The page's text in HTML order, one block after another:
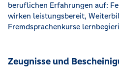
beruflichen Erfahrungen auf:
wirken leistungsbereit,
Fremdsprachenkurse
Zeugnisse und